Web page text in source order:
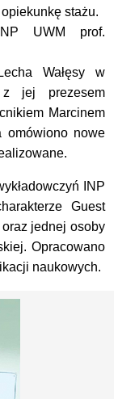
stażu.
UWM prof.
Wałęsy w
z jej prezesem
Marcinem
omówiono nowe
INP
Guest
jednej osoby
Opracowano
naukowych.
Ukrainy w